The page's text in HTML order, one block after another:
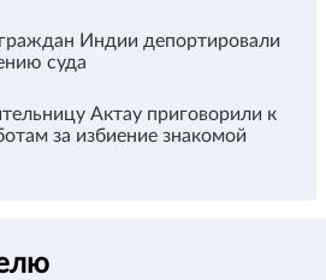
Индии депортировали
суда
Актау приговорили к
за избиение знакомой